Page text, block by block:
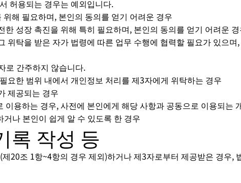
허용되는 경우는 예외입니다.
해 필요하며, 본인의 동의를 얻기 어려운 경우
한 성장 촉진을 위해 특히 필요하며, 본인의 동의를 얻기 어려운
위탁을 받은 자가 법령에 따른 업무 수행에 협력할 필요가 있으
로 간주하지 않습니다.
요한 범위 내에서 개인정보 처리를 제3자에게 위탁하는 경우
제공되는 경우
용하는 경우, 사전에 본인에게 해당 사항과 공동으로 이용되는
나 본인이 쉽게 알 수 있도록 한 경우
록 작성 등
20조 1항~4항의 경우 제외)하거나 제3자로부터 제공받은 경우,